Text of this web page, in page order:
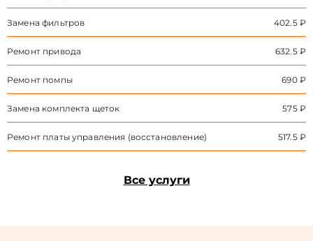
Замена фильтров 402.5 ₽
Ремонт привода 632.5 ₽
Ремонт помпы 690 ₽
Замена комплекта щеток 575 ₽
Ремонт платы управления (восстановление) 517.5 ₽
Все услуги